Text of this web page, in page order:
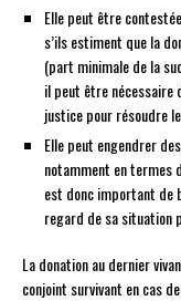
Elle peut être
s’ils estiment que la
(part minimale de la
il peut être nécessaire
justice pour résoudre
Elle peut engendrer
notamment en termes
est donc important de
regard de sa situation
La donation au dernier
conjoint survivant en cas